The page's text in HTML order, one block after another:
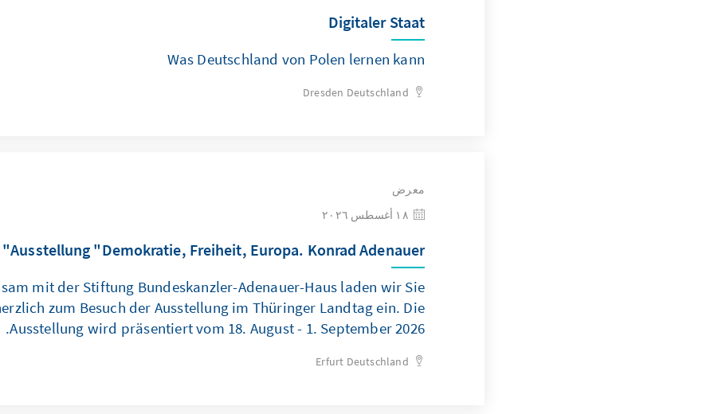
Digitaler Staat
Was Deutschland von Polen lernen kann
Dresden Deutschland
معرض
Ausstellung "Demokratie, Freiheit, Europa. Konrad Adenauer"
mit der Stiftung Bundeskanzler-Adenauer-Haus laden wir Sie
zum Besuch der Ausstellung im Thüringer Landtag ein. Die
Ausstellung wird präsentiert vom 18. August - 1. September 2026.
Erfurt Deutschland